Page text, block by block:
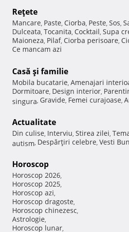
Reţete
Mancare, Paste, Ciorba, Peste, Sos,
Dulceata, Tocanita, Cocktail, Supa
Maioneza, Pilaf, Ciorba perisoare,
Ce mancam azi
Casă şi familie
Mobila bucatarie, Amenajari
Dormitoare, Design interior,
singura, Gravide, Femei curajoase,
Actualitate
Din culise, Interviu, Stirea zilei,
autism, Despărţiri celebre, Vesti
Horoscop
Horoscop 2026,
Horoscop 2025,
Horoscop azi,
Horoscop dragoste,
Horoscop chinezesc,
Astrologie,
Horoscop lunar,